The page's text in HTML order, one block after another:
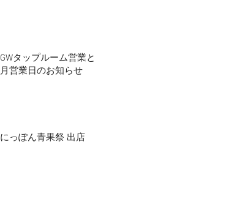
GWタップルーム営業と5
月営業日のお知らせ
にっぽん青果祭 出店